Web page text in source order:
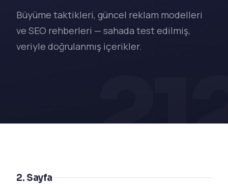
Büyüme taktikleri, güncel reklam modelleri
ve SEO rehberleri — sahada test edilmiş,
veriyle doğrulanmış içerikler.
2. Sayfa